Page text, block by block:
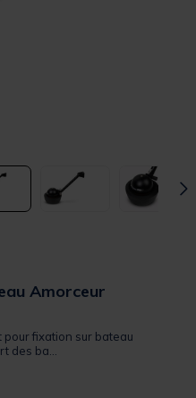
Amorceur
Rating
pour fixation sur bateau
des ba...